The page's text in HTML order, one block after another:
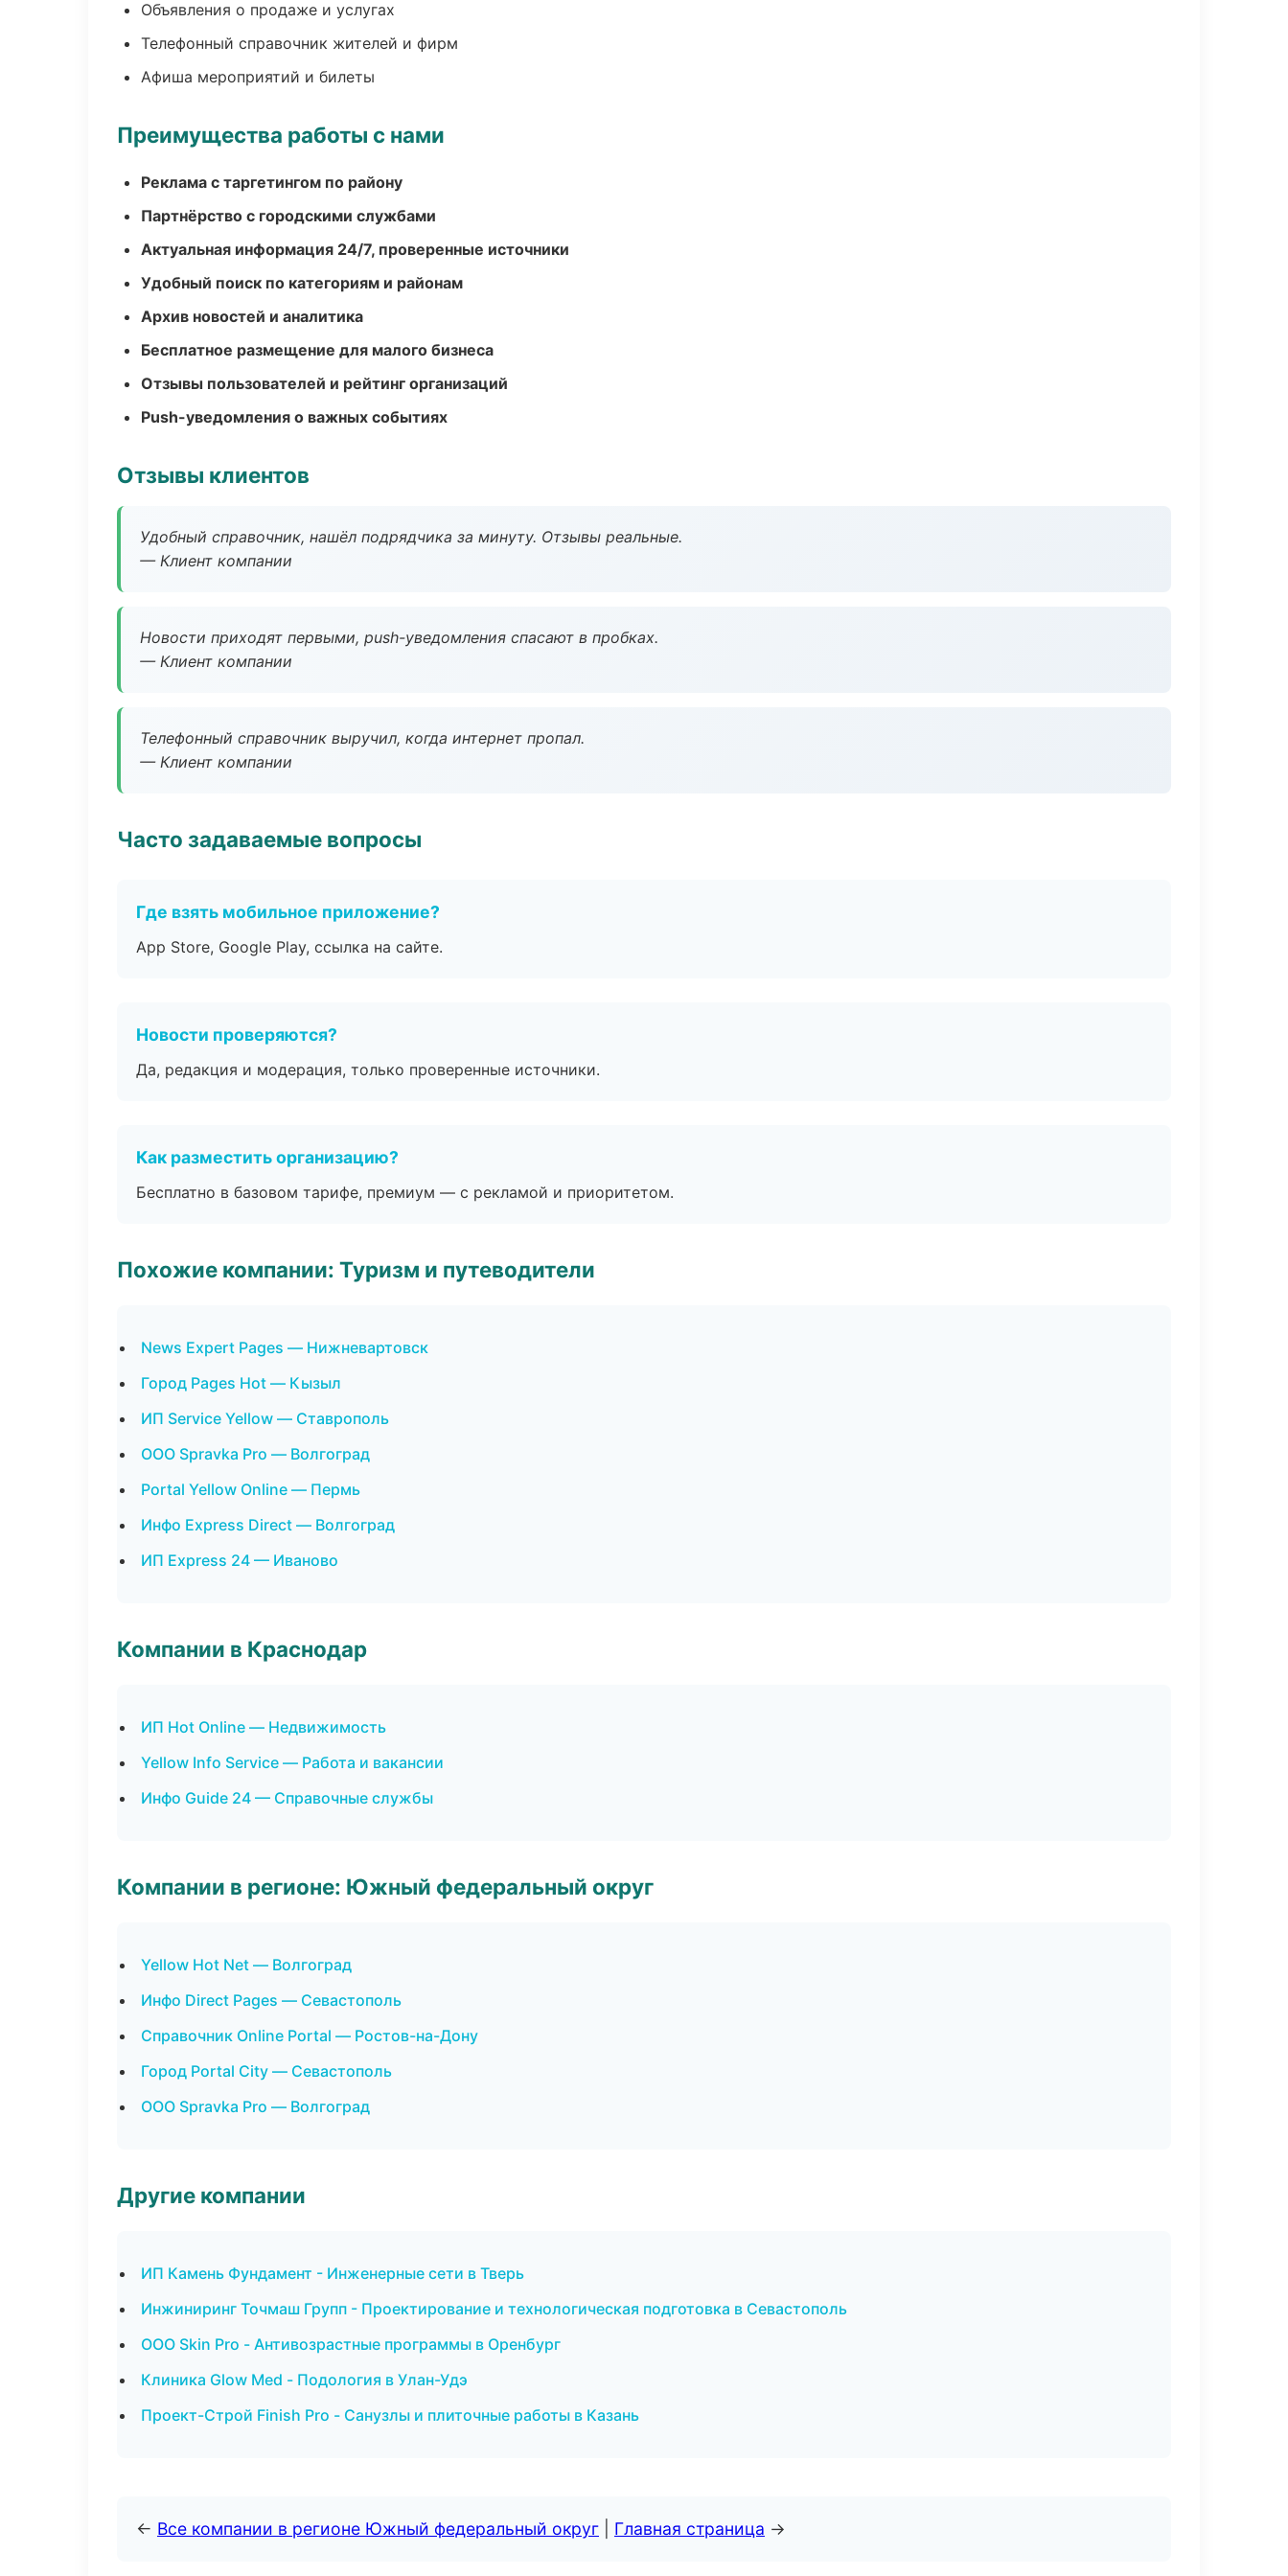
Объявления о продаже и услугах
Телефонный справочник жителей и фирм
Афиша мероприятий и билеты
Преимущества работы с нами
Реклама с таргетингом по району
Партнёрство с городскими службами
Актуальная информация 24/7, проверенные источники
Удобный поиск по категориям и районам
Архив новостей и аналитика
Бесплатное размещение для малого бизнеса
Отзывы пользователей и рейтинг организаций
Push-уведомления о важных событиях
Отзывы клиентов
Удобный справочник, нашёл подрядчика за минуту. Отзывы реальные.
— Клиент компании
Новости приходят первыми, push-уведомления спасают в пробках.
— Клиент компании
Телефонный справочник выручил, когда интернет пропал.
— Клиент компании
Часто задаваемые вопросы
Где взять мобильное приложение?
App Store, Google Play, ссылка на сайте.
Новости проверяются?
Да, редакция и модерация, только проверенные источники.
Как разместить организацию?
Бесплатно в базовом тарифе, премиум — с рекламой и приоритетом.
Похожие компании: Туризм и путеводители
News Expert Pages — Нижневартовск
Город Pages Hot — Кызыл
ИП Service Yellow — Ставрополь
ООО Spravka Pro — Волгоград
Portal Yellow Online — Пермь
Инфо Express Direct — Волгоград
ИП Express 24 — Иваново
Компании в Краснодар
ИП Hot Online — Недвижимость
Yellow Info Service — Работа и вакансии
Инфо Guide 24 — Справочные службы
Компании в регионе: Южный федеральный округ
Yellow Hot Net — Волгоград
Инфо Direct Pages — Севастополь
Справочник Online Portal — Ростов-на-Дону
Город Portal City — Севастополь
ООО Spravka Pro — Волгоград
Другие компании
ИП Камень Фундамент - Инженерные сети в Тверь
Инжиниринг Точмаш Групп - Проектирование и технологическая подготовка в Севастополь
ООО Skin Pro - Антивозрастные программы в Оренбург
Клиника Glow Med - Подология в Улан-Удэ
Проект-Строй Finish Pro - Санузлы и плиточные работы в Казань
← Все компании в регионе Южный федеральный округ Главная страница →